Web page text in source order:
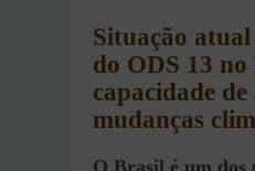
Situação
do ODS 13
capacidade
mudanças